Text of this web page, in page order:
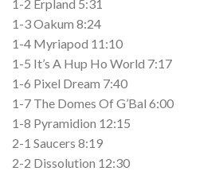
1-2 Erpland 5:31
1-3 Oakum 8:24
1-4 Myriapod 11:10
1-5 It’s A Hup Ho World 7:17
1-6 Pixel Dream 7:40
1-7 The Domes Of G’Bal 6:00
1-8 Pyramidion 12:15
2-1 Saucers 8:19
2-2 Dissolution 12:30